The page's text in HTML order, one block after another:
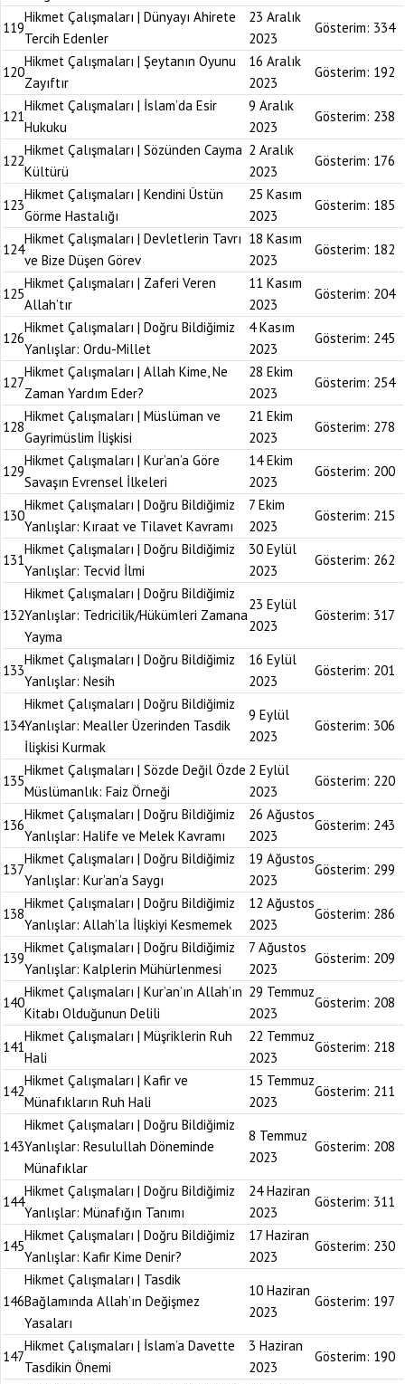
119
Hikmet Çalışmaları | Dünyayı Ahirete
Tercih Edenler
23 Aralık
2023
Gösterim: 334
120
Hikmet Çalışmaları | Şeytanın Oyunu
Zayıftır
16 Aralık
2023
Gösterim: 192
121
Hikmet Çalışmaları | İslam’da Esir
Hukuku
9 Aralık
2023
Gösterim: 238
122
Hikmet Çalışmaları | Sözünden Cayma
Kültürü
2 Aralık
2023
Gösterim: 176
123
Hikmet Çalışmaları | Kendini Üstün
Görme Hastalığı
25 Kasım
2023
Gösterim: 185
124
Hikmet Çalışmaları | Devletlerin Tavrı
ve Bize Düşen Görev
18 Kasım
2023
Gösterim: 182
125
Hikmet Çalışmaları | Zaferi Veren
Allah’tır
11 Kasım
2023
Gösterim: 204
126
Hikmet Çalışmaları | Doğru Bildiğimiz
Yanlışlar: Ordu-Millet
4 Kasım
2023
Gösterim: 245
127
Hikmet Çalışmaları | Allah Kime, Ne
Zaman Yardım Eder?
28 Ekim
2023
Gösterim: 254
128
Hikmet Çalışmaları | Müslüman ve
Gayrimüslim İlişkisi
21 Ekim
2023
Gösterim: 278
129
Hikmet Çalışmaları | Kur’an’a Göre
Savaşın Evrensel İlkeleri
14 Ekim
2023
Gösterim: 200
130
Hikmet Çalışmaları | Doğru Bildiğimiz
Yanlışlar: Kıraat ve Tilavet Kavramı
7 Ekim
2023
Gösterim: 215
131
Hikmet Çalışmaları | Doğru Bildiğimiz
Yanlışlar: Tecvid İlmi
30 Eylül
2023
Gösterim: 262
132
Hikmet Çalışmaları | Doğru Bildiğimiz
Yanlışlar: Tedricilik/Hükümleri Zamana
Yayma
23 Eylül
2023
Gösterim: 317
133
Hikmet Çalışmaları | Doğru Bildiğimiz
Yanlışlar: Nesih
16 Eylül
2023
Gösterim: 201
134
Hikmet Çalışmaları | Doğru Bildiğimiz
Yanlışlar: Mealler Üzerinden Tasdik
İlişkisi Kurmak
9 Eylül
2023
Gösterim: 306
135
Hikmet Çalışmaları | Sözde Değil Özde
Müslümanlık: Faiz Örneği
2 Eylül
2023
Gösterim: 220
136
Hikmet Çalışmaları | Doğru Bildiğimiz
Yanlışlar: Halife ve Melek Kavramı
26 Ağustos
2023
Gösterim: 243
137
Hikmet Çalışmaları | Doğru Bildiğimiz
Yanlışlar: Kur’an’a Saygı
19 Ağustos
2023
Gösterim: 299
138
Hikmet Çalışmaları | Doğru Bildiğimiz
Yanlışlar: Allah’la İlişkiyi Kesmemek
12 Ağustos
2023
Gösterim: 286
139
Hikmet Çalışmaları | Doğru Bildiğimiz
Yanlışlar: Kalplerin Mühürlenmesi
7 Ağustos
2023
Gösterim: 209
140
Hikmet Çalışmaları | Kur’an’ın Allah’ın
Kitabı Olduğunun Delili
29 Temmuz
2023
Gösterim: 208
141
Hikmet Çalışmaları | Müşriklerin Ruh
Hali
22 Temmuz
2023
Gösterim: 218
142
Hikmet Çalışmaları | Kafir ve
Münafıkların Ruh Hali
15 Temmuz
2023
Gösterim: 211
143
Hikmet Çalışmaları | Doğru Bildiğimiz
Yanlışlar: Resulullah Döneminde
Münafıklar
8 Temmuz
2023
Gösterim: 208
144
Hikmet Çalışmaları | Doğru Bildiğimiz
Yanlışlar: Münafığın Tanımı
24 Haziran
2023
Gösterim: 311
145
Hikmet Çalışmaları | Doğru Bildiğimiz
Yanlışlar: Kafir Kime Denir?
17 Haziran
2023
Gösterim: 230
146
Hikmet Çalışmaları | Tasdik
Bağlamında Allah’ın Değişmez
Yasaları
10 Haziran
2023
Gösterim: 197
147
Hikmet Çalışmaları | İslam’a Davette
Tasdikin Önemi
3 Haziran
2023
Gösterim: 190